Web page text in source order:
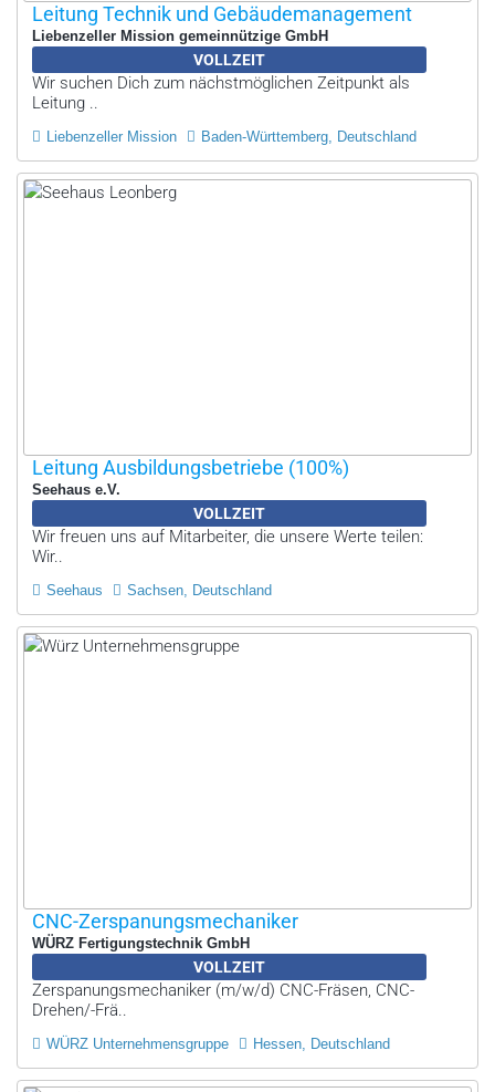
Leitung Technik und Gebäudemanagement
Liebenzeller Mission gemeinnützige GmbH
VOLLZEIT
Wir suchen Dich zum nächstmöglichen Zeitpunkt als
Leitung ..
Liebenzeller Mission Baden-Württemberg, Deutschland
Leitung Ausbildungsbetriebe (100%)
Seehaus e.V.
VOLLZEIT
Wir freuen uns auf Mitarbeiter, die unsere Werte teilen:
Wir..
Seehaus Sachsen, Deutschland
CNC-Zerspanungsmechaniker
WÜRZ Fertigungstechnik GmbH
VOLLZEIT
Zerspanungsmechaniker (m/w/d) CNC-Fräsen, CNC-
Drehen/-Frä..
WÜRZ Unternehmensgruppe Hessen, Deutschland